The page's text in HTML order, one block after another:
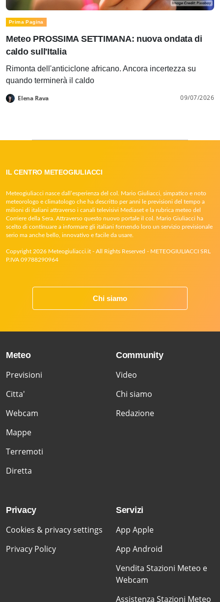
Prima Pagina
Meteo PROSSIMA SETTIMANA: nuova ondata di
caldo sull'Italia
Rimonta dell'anticiclone africano. Ancora incertezza su
quando terminerà il caldo
Elena Rava 09/07/2026
IL CENTRO METEOGIULIACCI
Meteogiuliacci nasce dall’esperienza del col. Mario Giuliacci, simpatico e noto
meteorologo e climatologo che ha descritto per anni le previsioni del tempo a
milioni di italiani attraverso i canali televisivi Mediaset e la rubrica meteo del
Corriere della Sera. Attraverso questo nuovo portale il col. Mario Giuliacci ha
scelto di continuare a informare gli italiani fornendo loro un servizio previsionale
serio ma anche bello, innovativo e facile da usare.
Copyright 2026 Meteogiuliacci.it - All Rights Reserved - METEOGIULIACCI SRL
P.IVA 09788290964
Chi siamo
Meteo
Previsioni
Citta'
Webcam
Mappe
Terremoti
Diretta
Community
Video
Chi siamo
Redazione
Privacy
Cookies & privacy settings
Privacy Policy
Servizi
App Apple
App Android
Vendita Stazioni Meteo e
Webcam
Assistenza Stazioni Meteo